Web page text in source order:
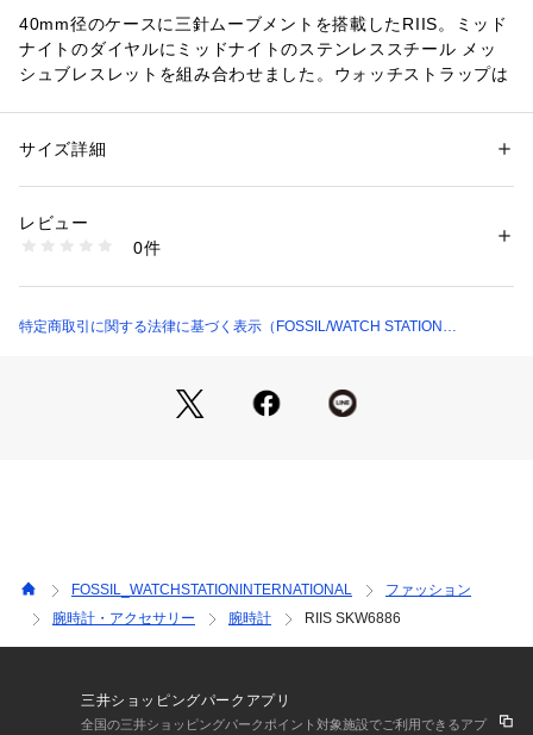
40mm径のケースに三針ムーブメントを搭載したRIIS。ミッド
ナイトのダイヤルにミッドナイトのステンレススチール メッ
シュブレスレットを組み合わせました。ウォッチストラップは
防水：1ATM 保証：2年間
ーツムーブメント、三針アナログ表示、輸入品。
ブランド名：Skagen, スカーゲン
デザイン美学を大切にしています。 ミニマルでシンプル、そ
して豊かな自然の様々な姿や人々の暮らしからインスパイアさ
ってみえる場合がございます。
※納品書は、保証書の代わりとなりますので必ず保管いただき
ますようお願いします 。
した時計にセットされている電池は、機能や性能に問題がない
かをチェックするモニター電池となっております。お買い上げ
性別：メンズ
素材：ステンレススチール / ステンレススチール
商品番号：
SKW6886 （ショップ）
サイズ詳細
レビュー
0件
特定商取引に関する法律に基づく表示（FOSSIL/WATCH STATION
FOSSIL_WATCHSTATIONINTERNATIONAL
ファッション
腕時計・アクセサリー
腕時計 RIIS SKW6886
三井ショッピングパークアプリ
全国の三井ショッピングパークポイント対象施設でご利用できるアプ